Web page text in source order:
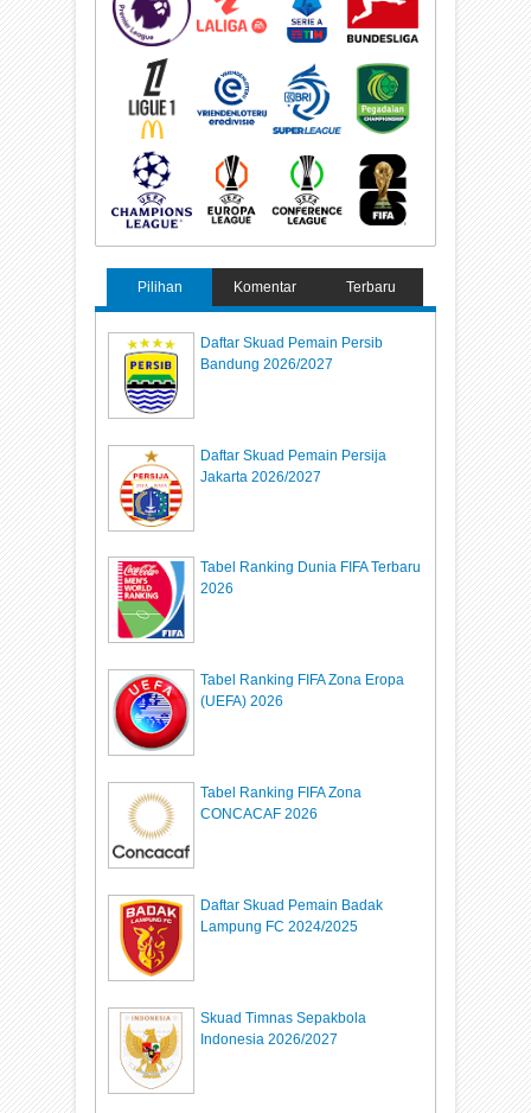
Pilihan Komentar Terbaru
Daftar Skuad Pemain Persib
Bandung 2026/2027
Daftar Skuad Pemain Persija
Jakarta 2026/2027
Tabel Ranking Dunia FIFA Terbaru
2026
Tabel Ranking FIFA Zona Eropa
(UEFA) 2026
Tabel Ranking FIFA Zona
CONCACAF 2026
Daftar Skuad Pemain Badak
Lampung FC 2024/2025
Skuad Timnas Sepakbola
Indonesia 2026/2027